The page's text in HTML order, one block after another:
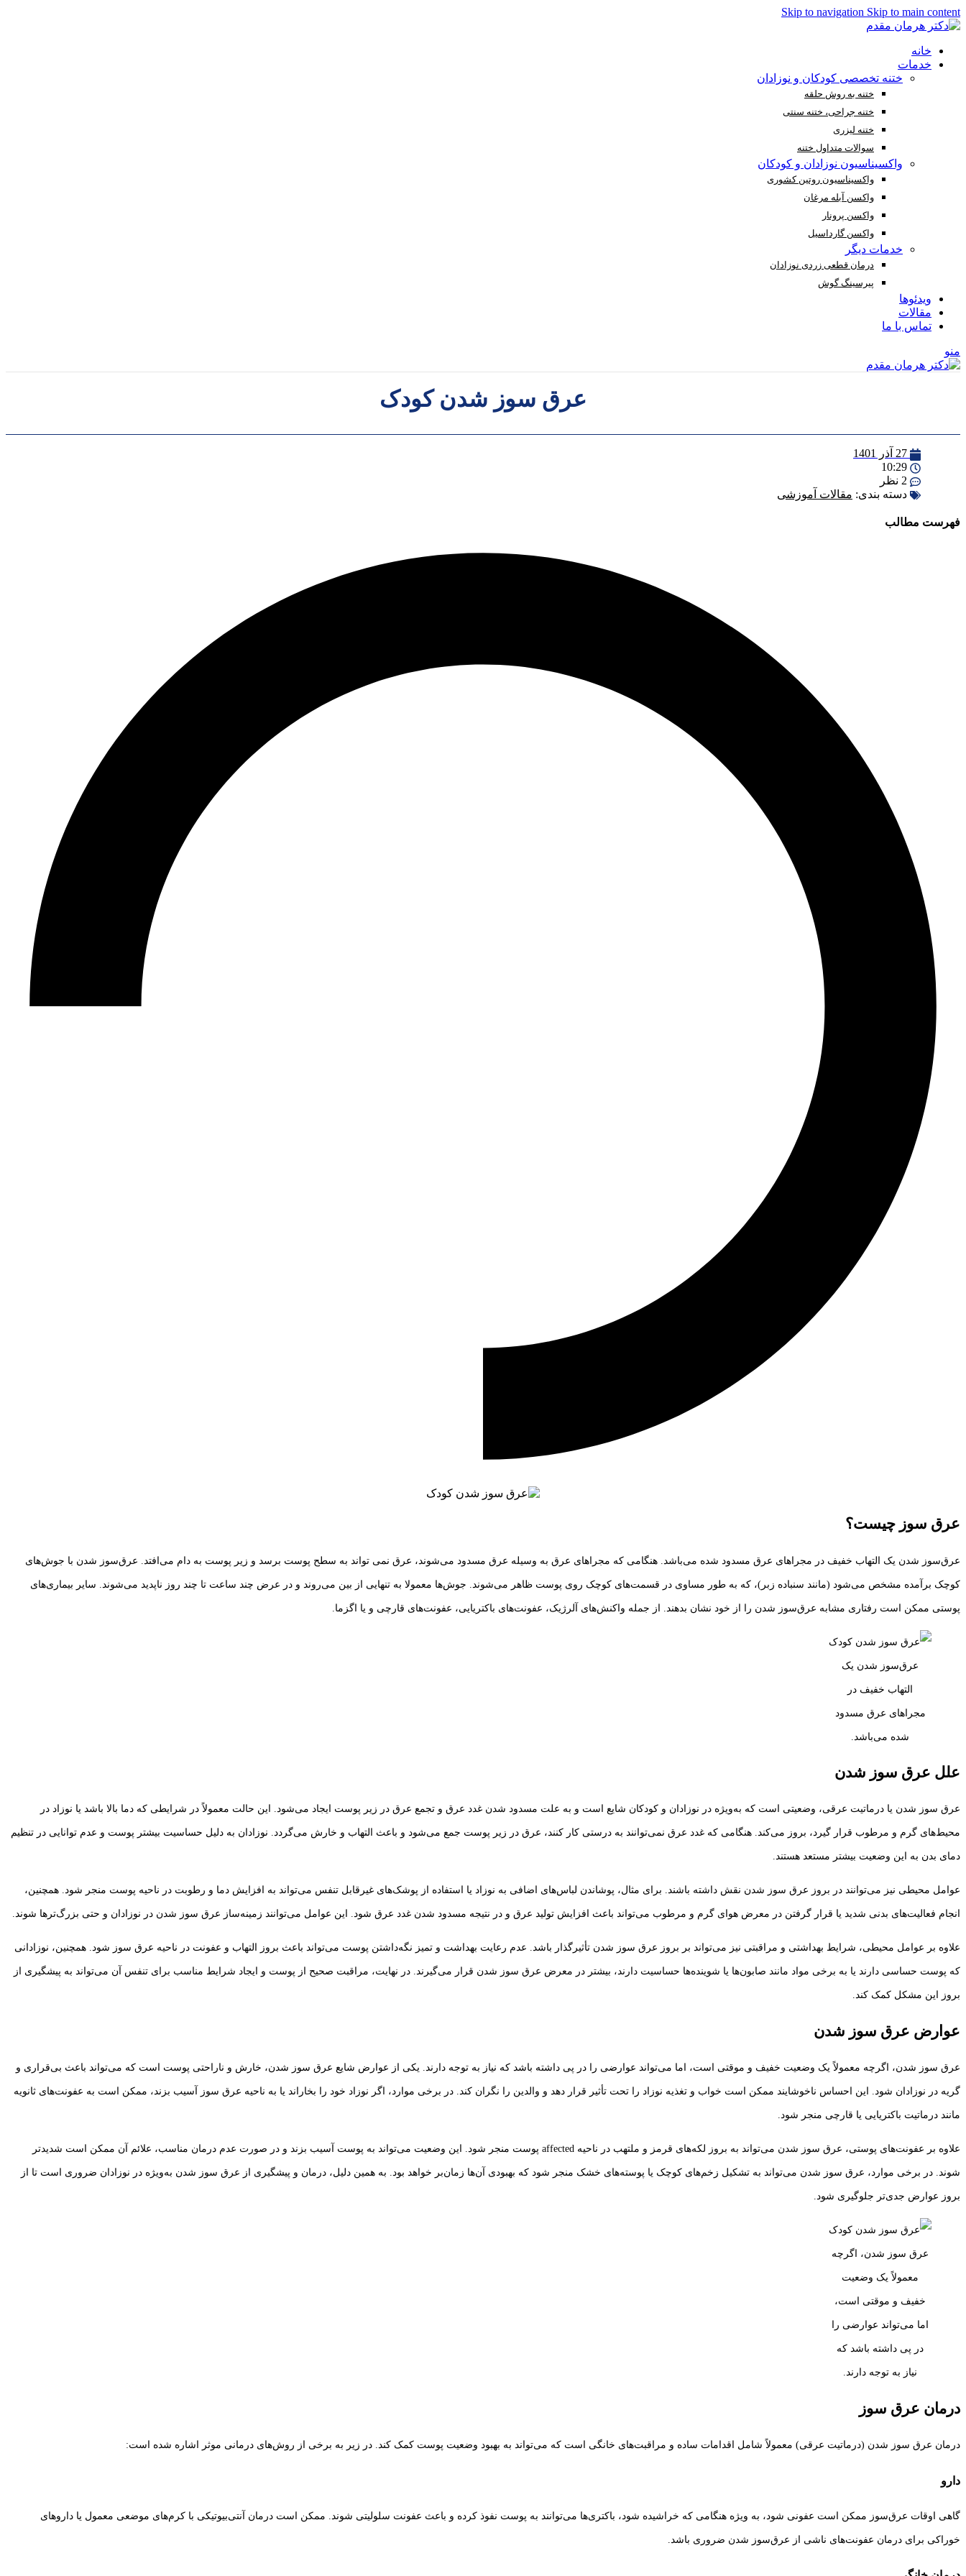
Skip to navigation Skip to main content
خانه
خدمات
ختنه تخصصی کودکان و نوزادان
ختنه به روش حلقه
ختنه جراحی، ختنه سنتی
ختنه لیزری
سوالات متداول ختنه
واکسیناسیون نوزادان و کودکان
واکسیناسیون روتین کشوری
واکسن آبله مرغان
واکسن پرونار
واکسن گارداسیل
خدمات دیگر
درمان قطعی زردی نوزادان
پیرسینگ گوش
ویدئوها
مقالات
تماس با ما
منو
عرق سوز شدن کودک
27 آذر 1401
10:29
2 نظر
دسته بندی: مقالات آموزشی
فهرست مطالب
عرق سوز چیست؟
عرق‌سوز شدن یک التهاب خفیف در مجراهای عرق مسدود شده می‌باشد. هنگامی که مجراهای عرق به وسیله عرق مسدود می‌شوند، عرق‌ نمی تواند به سطح پوست برسد و زیر پوست به دام می‌افتد. عرق‌سوز شدن با جوش‌های
کوچک بر‌آمده مشخص می‌شود (مانند سنباده زبر)، که به طور مساوی در قسمت‌های کوچک روی پوست ظاهر می‌شوند. جوش‌ها معمولا به تنهایی از بین می‌روند و در عرض چند ساعت تا چند روز ناپدید می‌شوند. سایر بیماری‌های
پوستی ممکن است رفتاری مشابه عرق‌سوز شدن را از خود نشان بدهند. از جمله واکنش‌های آلرژیک، عفونت‌های باکتریایی، عفونت‌های قارچی و یا اگزما.
عرق‌سوز شدن یک
التهاب خفیف در
مجراهای عرق مسدود
شده می‌باشد.
علل عرق سوز شدن
عرق سوز شدن یا درماتیت عرقی، وضعیتی است که به‌ویژه در نوزادان و کودکان شایع است و به علت مسدود شدن غدد عرق و تجمع عرق در زیر پوست ایجاد می‌شود. این حالت معمولاً در شرایطی که دما بالا باشد یا نوزاد در
محیط‌های گرم و مرطوب قرار گیرد، بروز می‌کند. هنگامی که غدد عرق نمی‌توانند به درستی کار کنند، عرق در زیر پوست جمع می‌شود و باعث التهاب و خارش می‌گردد. نوزادان به دلیل حساسیت بیشتر پوست و عدم توانایی در تنظیم
دمای بدن به این وضعیت بیشتر مستعد هستند.
عوامل محیطی نیز می‌توانند در بروز عرق سوز شدن نقش داشته باشند. برای مثال، پوشاندن لباس‌های اضافی به نوزاد یا استفاده از پوشک‌های غیرقابل تنفس می‌تواند به افزایش دما و رطوبت در ناحیه پوست منجر شود. همچنین،
انجام فعالیت‌های بدنی شدید یا قرار گرفتن در معرض هوای گرم و مرطوب می‌تواند باعث افزایش تولید عرق و در نتیجه مسدود شدن غدد عرق شود. این عوامل می‌توانند زمینه‌ساز عرق سوز شدن در نوزادان و حتی بزرگ‌ترها شوند.
علاوه بر عوامل محیطی، شرایط بهداشتی و مراقبتی نیز می‌تواند بر بروز عرق سوز شدن تأثیرگذار باشد. عدم رعایت بهداشت و تمیز نگه‌داشتن پوست می‌تواند باعث بروز التهاب و عفونت در ناحیه عرق سوز شود. همچنین، نوزادانی
که پوست حساسی دارند یا به برخی مواد مانند صابون‌ها یا شوینده‌ها حساسیت دارند، بیشتر در معرض عرق سوز شدن قرار می‌گیرند. در نهایت، مراقبت صحیح از پوست و ایجاد شرایط مناسب برای تنفس آن می‌تواند به پیشگیری از
بروز این مشکل کمک کند.
عوارض عرق سوز شدن
عرق سوز شدن، اگرچه معمولاً یک وضعیت خفیف و موقتی است، اما می‌تواند عوارضی را در پی داشته باشد که نیاز به توجه دارند. یکی از عوارض شایع عرق سوز شدن، خارش و ناراحتی پوست است که می‌تواند باعث بی‌قراری و
گریه در نوزادان شود. این احساس ناخوشایند ممکن است خواب و تغذیه نوزاد را تحت تأثیر قرار دهد و والدین را نگران کند. در برخی موارد، اگر نوزاد خود را بخاراند یا به ناحیه عرق سوز آسیب بزند، ممکن است به عفونت‌های ثانویه
مانند درماتیت باکتریایی یا قارچی منجر شود.
علاوه بر عفونت‌های پوستی، عرق سوز شدن می‌تواند به بروز لکه‌های قرمز و ملتهب در ناحیه affected پوست منجر شود. این وضعیت می‌تواند به پوست آسیب بزند و در صورت عدم درمان مناسب، علائم آن ممکن است شدیدتر
شوند. در برخی موارد، عرق سوز شدن می‌تواند به تشکیل زخم‌های کوچک یا پوسته‌های خشک منجر شود که بهبودی آن‌ها زمان‌بر خواهد بود. به همین دلیل، درمان و پیشگیری از عرق سوز شدن به‌ویژه در نوزادان ضروری است تا از
بروز عوارض جدی‌تر جلوگیری شود.
عرق سوز شدن، اگرچه
معمولاً یک وضعیت
خفیف و موقتی است،
اما می‌تواند عوارضی را
در پی داشته باشد که
نیاز به توجه دارند.
درمان عرق سوز
درمان عرق سوز شدن (درماتیت عرقی) معمولاً شامل اقدامات ساده و مراقبت‌های خانگی است که می‌تواند به بهبود وضعیت پوست کمک کند. در زیر به برخی از روش‌های درمانی موثر اشاره شده است:
دارو
گاهی اوقات عرق‌سوز ممکن است عفونی شود، به ویژه هنگامی که خراشیده شود، باکتری‌ها می‌توانند به پوست نفوذ کرده و باعث عفونت سلولیتی شوند. ممکن است درمان آنتی‌بیوتیکی با کرم‌های موضعی معمول یا داروهای
خوراکی برای درمان عفونت‌های ناشی از عرق‌سوز شدن ضروری باشد.